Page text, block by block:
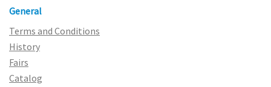
General
Terms and Conditions
History
Fairs
Catalog